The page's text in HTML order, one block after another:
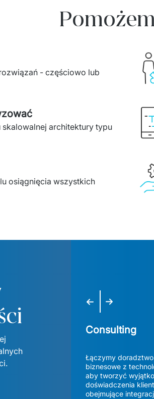
- częściowo lub
architektury typu
osiągnięcia wszystkich
Poprzedni slajd
Następny
Consulting
Łączymy doradztwo
biznesowe z
aby tworzyć
doświadczenia
obejmujące